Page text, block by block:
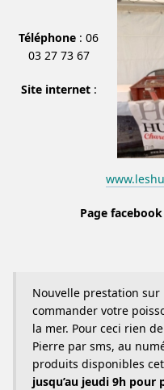
Téléphone : 06
03 27 73 67
Site internet:
Page facebook
Nouvelle prestation sur
commander votre
la mer. Pour ceci rien
Pierre par sms, au
produits disponibles
jusqu’au jeudi 9h pour